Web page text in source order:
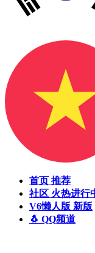
首页 推荐
社区 火热进行
V6懒人版 新版
🐧 QQ频道